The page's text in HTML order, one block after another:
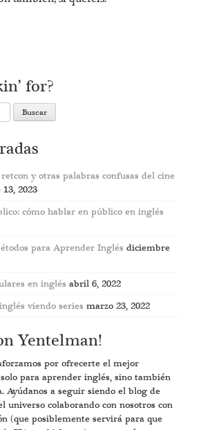
for?
y otras palabras confusas del cine
2023
cómo hablar en público en inglés
para Aprender Inglés diciembre
en inglés abril 6, 2022
viendo series marzo 23, 2022
Yentelman!
por ofrecerte el mejor
para aprender inglés, sino también
Ayúdanos a seguir siendo el blog de
universo colaborando con nosotros con
(que posiblemente servirá para que